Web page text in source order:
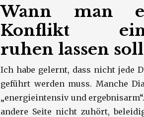
Wann man
Konflikt
ruhen lassen
Ich habe gelernt, dass nicht jede
geführt werden muss. Manche
„energieintensiv und
andere Seite nicht zuhört,